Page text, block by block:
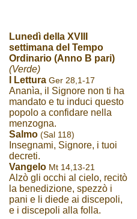
Lunedì della XVIII
settimana del Tempo
Ordinario (Anno B pari)
(Verde)
I Lettura Ger 28,1-17
Ananìa, il Signore non ti ha
mandato e tu induci questo
popolo a confidare nella
menzogna.
Salmo (Sal 118)
Insegnami, Signore, i tuoi
decreti.
Vangelo Mt 14,13-21
Alzò gli occhi al cielo, recitò
la benedizione, spezzò i
pani e li diede ai discepoli,
e i discepoli alla folla.